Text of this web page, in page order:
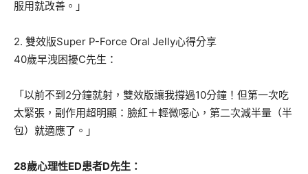
服用就改善。」
2. 雙效版Super P-Force Oral Jelly心得分享
40歲早洩困擾C先生：
「以前不到2分鐘就射，雙效版讓我撐過10分鐘！但第一次吃
太緊張，副作用超明顯：臉紅＋輕微噁心，第二次減半量（半
包）就適應了。」
28歲心理性ED患者D先生：